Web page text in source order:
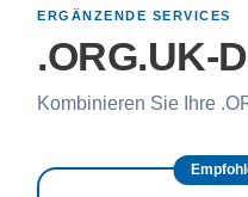
ERGÄNZENDE SERVICES
.ORG.UK-
Kombinieren Sie Ihre